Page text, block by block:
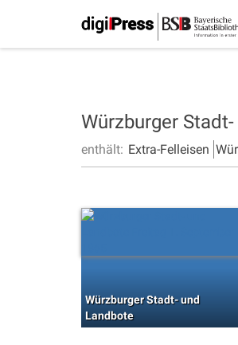
Würzburger
enthält: Extra-Felleisen
Würzburger Stadt- und
Landbote